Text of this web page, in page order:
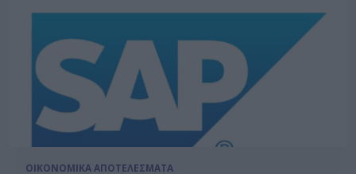
ΟΙΚΟΝΟΜΙΚΑ ΑΠΟΤΕΛΕΣΜΑΤΑ